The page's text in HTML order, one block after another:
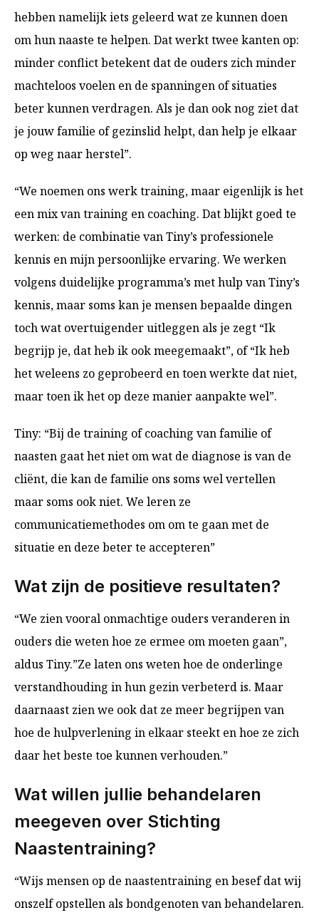
hebben namelijk iets geleerd wat ze kunnen doen
om hun naaste te helpen. Dat werkt twee kanten op:
minder conflict betekent dat de ouders zich minder
machteloos voelen en de spanningen of situaties
beter kunnen verdragen. Als je dan ook nog ziet dat
je jouw familie of gezinslid helpt, dan help je elkaar
op weg naar herstel”.
“We noemen ons werk training, maar eigenlijk is het
een mix van training en coaching. Dat blijkt goed te
werken: de combinatie van Tiny’s professionele
kennis en mijn persoonlijke ervaring. We werken
volgens duidelijke programma’s met hulp van Tiny’s
kennis, maar soms kan je mensen bepaalde dingen
toch wat overtuigender uitleggen als je zegt “Ik
begrijp je, dat heb ik ook meegemaakt”, of “Ik heb
het weleens zo geprobeerd en toen werkte dat niet,
maar toen ik het op deze manier aanpakte wel”.
Tiny: “Bij de training of coaching van familie of
naasten gaat het niet om wat de diagnose is van de
cliënt, die kan de familie ons soms wel vertellen
maar soms ook niet. We leren ze
communicatiemethodes om om te gaan met de
situatie en deze beter te accepteren”
Wat zijn de positieve resultaten?
“We zien vooral onmachtige ouders veranderen in
ouders die weten hoe ze ermee om moeten gaan”,
aldus Tiny.”Ze laten ons weten hoe de onderlinge
verstandhouding in hun gezin verbeterd is. Maar
daarnaast zien we ook dat ze meer begrijpen van
hoe de hulpverlening in elkaar steekt en hoe ze zich
daar het beste toe kunnen verhouden.”
Wat willen jullie behandelaren
meegeven over Stichting
Naastentraining?
“Wijs mensen op de naastentraining en besef dat wij
onszelf opstellen als bondgenoten van behandelaren.